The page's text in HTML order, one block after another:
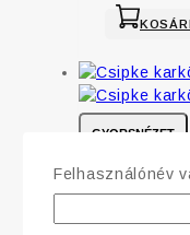
GYORSNÉZET
Csipke
Felhasználónév